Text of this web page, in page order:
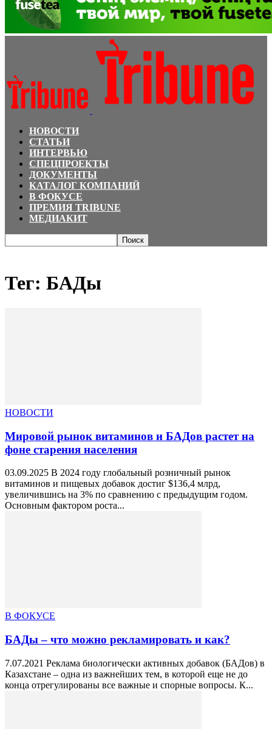
НОВОСТИ
СТАТЬИ
ИНТЕРВЬЮ
СПЕЦПРОЕКТЫ
ДОКУМЕНТЫ
КАТАЛОГ КОМПАНИЙ
В ФОКУСЕ
ПРЕМИЯ TRIBUNE
МЕДИАКИТ
Тег: БАДы
НОВОСТИ
Мировой рынок витаминов и БАДов растет на
фоне старения населения
03.09.2025 В 2024 году глобальный розничный рынок
витаминов и пищевых добавок достиг $136,4 млрд,
увеличившись на 3% по сравнению с предыдущим годом.
Основным фактором роста...
В ФОКУСЕ
БАДы – что можно рекламировать и как?
7.07.2021 Реклама биологически активных добавок (БАДов) в
Казахстане – одна из важнейших тем, в которой еще не до
конца отрегулированы все важные и спорные вопросы. К...